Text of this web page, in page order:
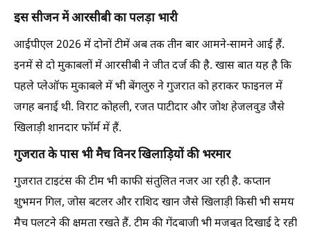
इस सीजन में आरसीबी का पलड़ा भारी
आईपीएल 2026 में दोनों टीमें अब तक तीन बार आमने-सामने आई हैं.
इनमें से दो मुकाबलों में आरसीबी ने जीत दर्ज की है. खास बात यह है कि
पहले प्लेऑफ मुकाबले में भी बेंगलुरु ने गुजरात को हराकर फाइनल में
जगह बनाई थी. विराट कोहली, रजत पाटीदार और जोश हेजलवुड जैसे
खिलाड़ी शानदार फॉर्म में हैं.
गुजरात के पास भी मैच विनर खिलाड़ियों की भरमार
गुजरात टाइटंस की टीम भी काफी संतुलित नजर आ रही है. कप्तान
शुभमन गिल, जोस बटलर और राशिद खान जैसे खिलाड़ी किसी भी समय
मैच पलटने की क्षमता रखते हैं. टीम की गेंदबाजी भी मजबूत दिखाई दे रही